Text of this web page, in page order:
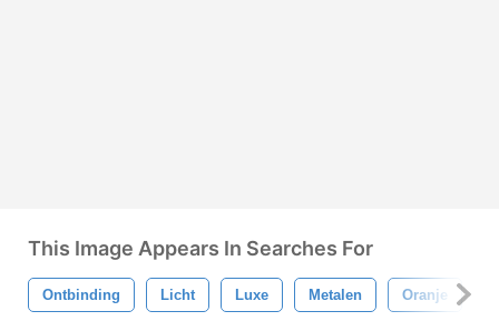
This Image Appears In Searches For
Ontbinding Licht Luxe Metalen Oranje